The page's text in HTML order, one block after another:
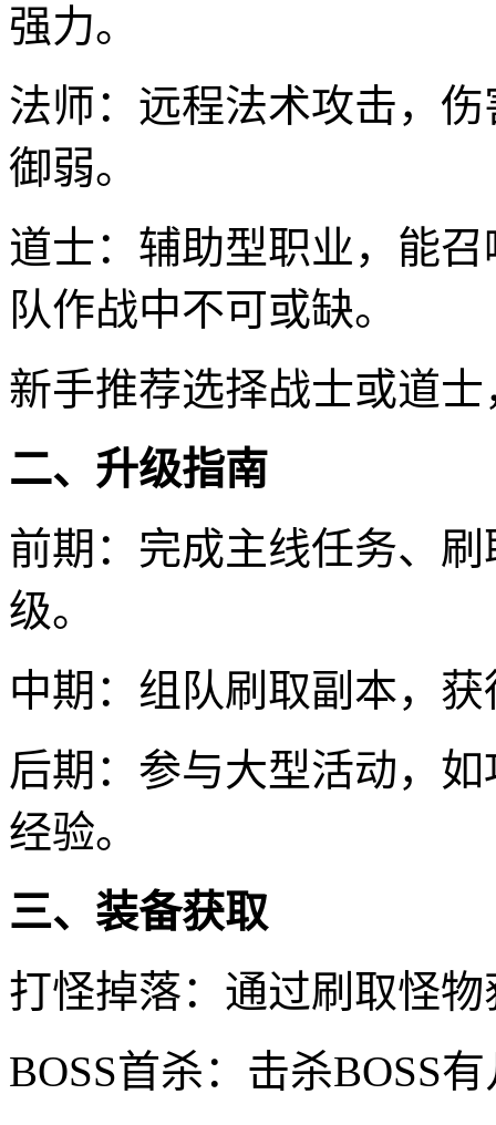
强力。
法师：远程法术攻击，
御弱。
道士：辅助型职业，能
队作战中不可或缺。
新手推荐选择战士或道
二、升级指南
前期：完成主线任务、
级。
中期：组队刷取副本，
后期：参与大型活动，
经验。
三、装备获取
打怪掉落：通过刷取怪
BOSS首杀：击杀BOSS